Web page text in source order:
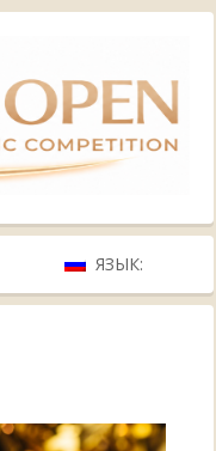
ЯЗЫК: